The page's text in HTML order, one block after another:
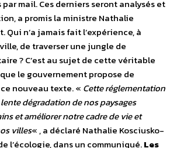
mail. Ces derniers seront analysés et
a promis la ministre Nathalie
Qui n’a jamais fait l’expérience, à
de traverser une jungle de
? C’est au sujet de cette véritable
le gouvernement propose de
nouveau texte. « Cette réglementation
dégradation de nos paysages
et améliorer notre cadre de vie et
villes« , a déclaré Nathalie Kosciusko-
l’écologie, dans un communiqué.Les